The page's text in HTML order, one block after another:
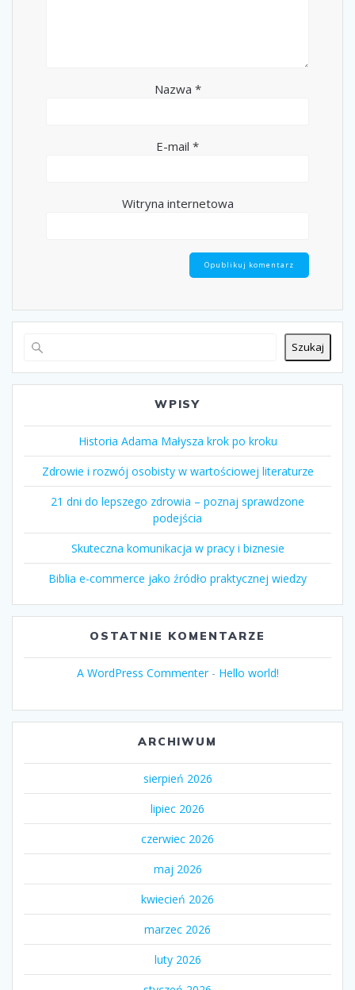
Nazwa *
E-mail *
Witryna internetowa
Szukaj
WPISY
Historia Adama Małysza krok po kroku
Zdrowie i rozwój osobisty w wartościowej literaturze
21 dni do lepszego zdrowia – poznaj sprawdzone
podejścia
Skuteczna komunikacja w pracy i biznesie
Biblia e-commerce jako źródło praktycznej wiedzy
OSTATNIE KOMENTARZE
A WordPress Commenter- Hello world!
ARCHIWUM
sierpień 2026
lipiec 2026
czerwiec 2026
maj 2026
kwiecień 2026
marzec 2026
luty 2026